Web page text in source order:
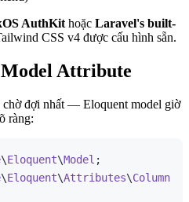
AuthKithoặc Laravel's built-
CSS v4 được cấu hình sẵn.
Attribute
đợi nhất — Eloquent model giờ
ràng:
\Eloquent\Model
\Eloquent\Attributes\Column